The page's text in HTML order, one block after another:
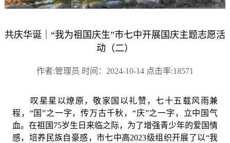
共庆华诞｜“我为祖国庆生”市七中开展国庆主题志愿活
动（二）
作者:管理员 时间：2024-10-14 点击率:18571
叹星星以燎原，敬家国以礼赞，七十五载风雨兼
程，“国”之一字，传万古千秋，“庆”之一字，立中国气
血。在祖国75岁生日来临之际，为了增强青少年的爱国情
感，培养民族自豪感，市七中高2023级组织开展了以“我